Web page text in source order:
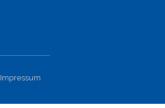
Impressum